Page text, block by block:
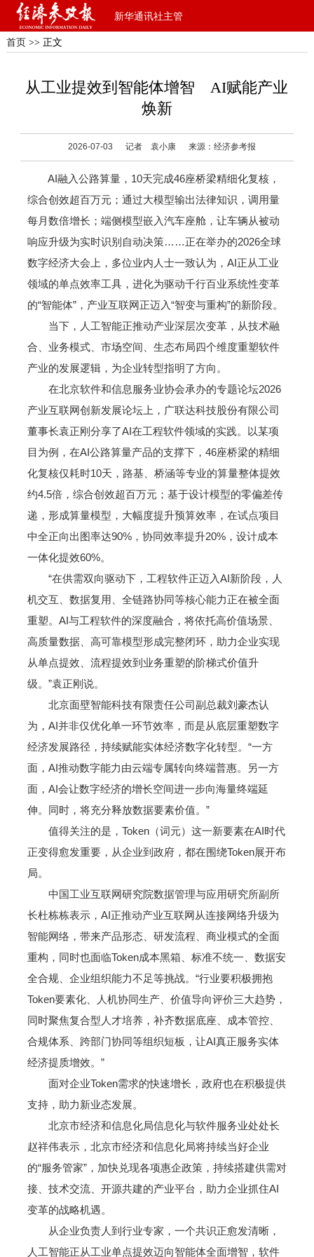
新华通讯社主管
首页 >> 正文
从工业提效到智能体增智 AI赋能产业
焕新
2026-07-03 记者 袁小康 来源：经济参考报
AI融入公路算量，10天完成46座桥梁精细化复核，
综合创效超百万元；通过大模型输出法律知识，调用量
每月数倍增长；端侧模型嵌入汽车座舱，让车辆从被动
响应升级为实时识别自动决策……正在举办的2026全球
数字经济大会上，多位业内人士一致认为，AI正从工业
领域的单点效率工具，进化为驱动千行百业系统性变革
的“智能体”，产业互联网正迈入“智变与重构”的新阶段。
当下，人工智能正推动产业深层次变革，从技术融
合、业务模式、市场空间、生态布局四个维度重塑软件
产业的发展逻辑，为企业转型指明了方向。
在北京软件和信息服务业协会承办的专题论坛2026
产业互联网创新发展论坛上，广联达科技股份有限公司
董事长袁正刚分享了AI在工程软件领域的实践。以某项
目为例，在AI公路算量产品的支撑下，46座桥梁的精细
化复核仅耗时10天，路基、桥涵等专业的算量整体提效
约4.5倍，综合创效超百万元；基于设计模型的零偏差传
递，形成算量模型，大幅度提升预算效率，在试点项目
中全正向出图率达90%，协同效率提升20%，设计成本
一体化提效60%。
“在供需双向驱动下，工程软件正迈入AI新阶段，人
机交互、数据复用、全链路协同等核心能力正在被全面
重塑。AI与工程软件的深度融合，将依托高价值场景、
高质量数据、高可靠模型形成完整闭环，助力企业实现
从单点提效、流程提效到业务重塑的阶梯式价值升
级。”袁正刚说。
北京面壁智能科技有限责任公司副总裁刘豪杰认
为，AI并非仅优化单一环节效率，而是从底层重塑数字
经济发展路径，持续赋能实体经济数字化转型。“一方
面，AI推动数字能力由云端专属转向终端普惠。另一方
面，AI会让数字经济的增长空间进一步向海量终端延
伸。同时，将充分释放数据要素价值。”
值得关注的是，Token（词元）这一新要素在AI时代
正变得愈发重要，从企业到政府，都在围绕Token展开布
局。
中国工业互联网研究院数据管理与应用研究所副所
长杜栋栋表示，AI正推动产业互联网从连接网络升级为
智能网络，带来产品形态、研发流程、商业模式的全面
重构，同时也面临Token成本黑箱、标准不统一、数据安
全合规、企业组织能力不足等挑战。“行业要积极拥抱
Token要素化、人机协同生产、价值导向评价三大趋势，
同时聚焦复合型人才培养，补齐数据底座、成本管控、
合规体系、跨部门协同等组织短板，让AI真正服务实体
经济提质增效。”
面对企业Token需求的快速增长，政府也在积极提供
支持，助力新业态发展。
北京市经济和信息化局信息化与软件服务业处处长
赵祥伟表示，北京市经济和信息化局将持续当好企业
的“服务管家”，加快兑现各项惠企政策，持续搭建供需对
接、技术交流、开源共建的产业平台，助力企业抓住AI
变革的战略机遇。
从企业负责人到行业专家，一个共识正愈发清晰，
人工智能正从工业单点提效迈向智能体全面增智，软件